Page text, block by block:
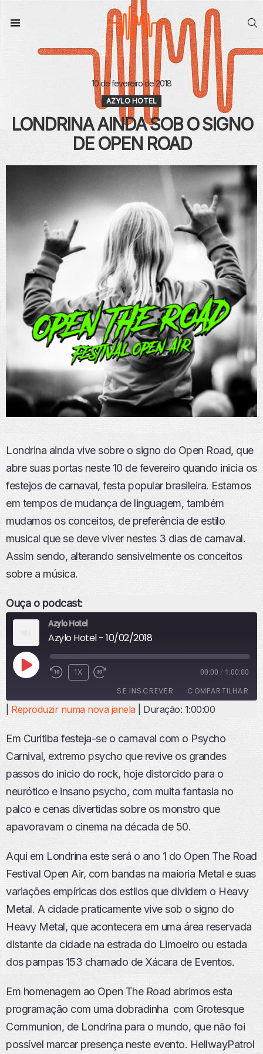
10 de fevereiro de 2018
AZYLO HOTEL
LONDRINA AINDA SOB O SIGNO
DE OPEN ROAD
Londrina ainda vive sobre o signo do Open Road, que
abre suas portas neste 10 de fevereiro quando inicia os
festejos de carnaval, festa popular brasileira. Estamos
em tempos de mudança de linguagem, também
mudamos os conceitos, de preferência de estilo
musical que se deve viver nestes 3 dias de carnaval.
Assim sendo, alterando sensivelmente os conceitos
sobre a música.
Ouça o podcast:
Azylo Hotel
Azylo Hotel - 10/02/2018
R
E
U
Z
R
E
I
S
I
O
1X 00:00 / 1:00:00
SE INSCREVER COMPARTILHAR
FEED RSS
LINK
INCORPO
RAR
Reproduzir numa nova janela| Duração: 1:00:00
Em Curitiba festeja-se o carnaval com o Psycho
Carnival, extremo psycho que revive os grandes
passos do inicio do rock, hoje distorcido para o
neurótico e insano psycho, com muita fantasia no
palco e cenas divertidas sobre os monstro que
apavoravam o cinema na década de 50.
Aqui em Londrina este será o ano 1 do Open The Road
Festival Open Air, com bandas na maioria Metal e suas
variações empíricas dos estilos que dividem o Heavy
Metal. A cidade praticamente vive sob o signo do
Heavy Metal, que acontecera em uma área reservada
distante da cidade na estrada do Limoeiro ou estada
dos pampas 153 chamado de Xácara de Eventos.
Em homenagem ao Open The Road abrimos esta
programação com uma dobradinha com Grotesque
Communion, de Londrina para o mundo, que não foi
possível marcar presença neste evento. HellwayPatrol